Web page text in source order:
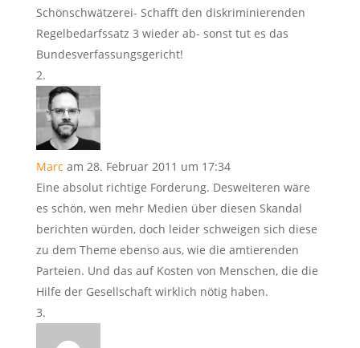
Schönschwätzerei- Schafft den diskriminierenden
Regelbedarfssatz 3 wieder ab- sonst tut es das
Bundesverfassungsgericht!
Marc am 28. Februar 2011 um 17:34
Eine absolut richtige Forderung. Desweiteren wäre
es schön, wen mehr Medien über diesen Skandal
berichten würden, doch leider schweigen sich diese
zu dem Theme ebenso aus, wie die amtierenden
Parteien. Und das auf Kosten von Menschen, die die
Hilfe der Gesellschaft wirklich nötig haben.